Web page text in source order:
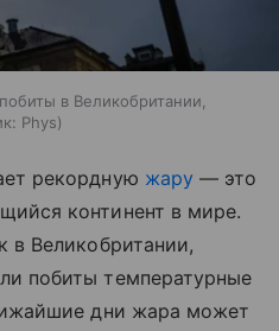
в Великобритании,
Phys
рекордную жару — это
континент в мире.
в Великобритании,
побиты температурные
дни жара может